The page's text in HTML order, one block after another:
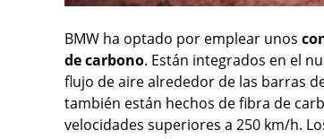
BMW ha optado por emplear unos
de carbono. Están integrados en el
flujo de aire alrededor de las barras
también están hechos de fibra de
velocidades superiores a 250 km/h.